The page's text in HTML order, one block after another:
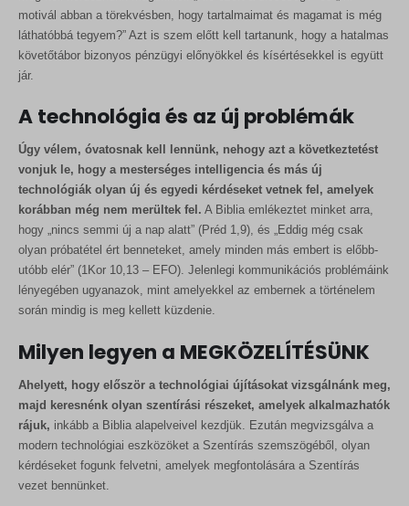
motivál abban a törekvésben, hogy tartalmaimat és magamat is még
láthatóbbá tegyem?” Azt is szem előtt kell tartanunk, hogy a hatalmas
követőtábor bizonyos pénzügyi előnyökkel és kísértésekkel is együtt
jár.
A technológia és az új problémák
Úgy vélem, óvatosnak kell lennünk, nehogy azt a következtetést
vonjuk le, hogy a mesterséges intelligencia és más új
technológiák olyan új és egyedi kérdéseket vetnek fel, amelyek
korábban még nem merültek fel. A Biblia emlékeztet minket arra,
hogy „nincs semmi új a nap alatt” (Préd 1,9), és „Eddig még csak
olyan próbatétel ért benneteket, amely minden más embert is előbb-
utóbb elér” (1Kor 10,13 – EFO). Jelenlegi kommunikációs problémáink
lényegében ugyanazok, mint amelyekkel az embernek a történelem
során mindig is meg kellett küzdenie.
Milyen legyen a MEGKÖZELÍTÉSÜNK
Ahelyett, hogy először a technológiai újításokat vizsgálnánk meg,
majd keresnénk olyan szentírási részeket, amelyek alkalmazhatók
rájuk, inkább a Biblia alapelveivel kezdjük. Ezután megvizsgálva a
modern technológiai eszközöket a Szentírás szemszögéből, olyan
kérdéseket fogunk felvetni, amelyek megfontolására a Szentírás
vezet bennünket.